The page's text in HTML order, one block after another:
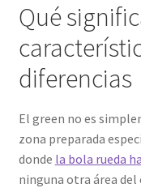
Qué
diferencias
El green no es
zona preparada
donde la bola rueda
ninguna otra área del